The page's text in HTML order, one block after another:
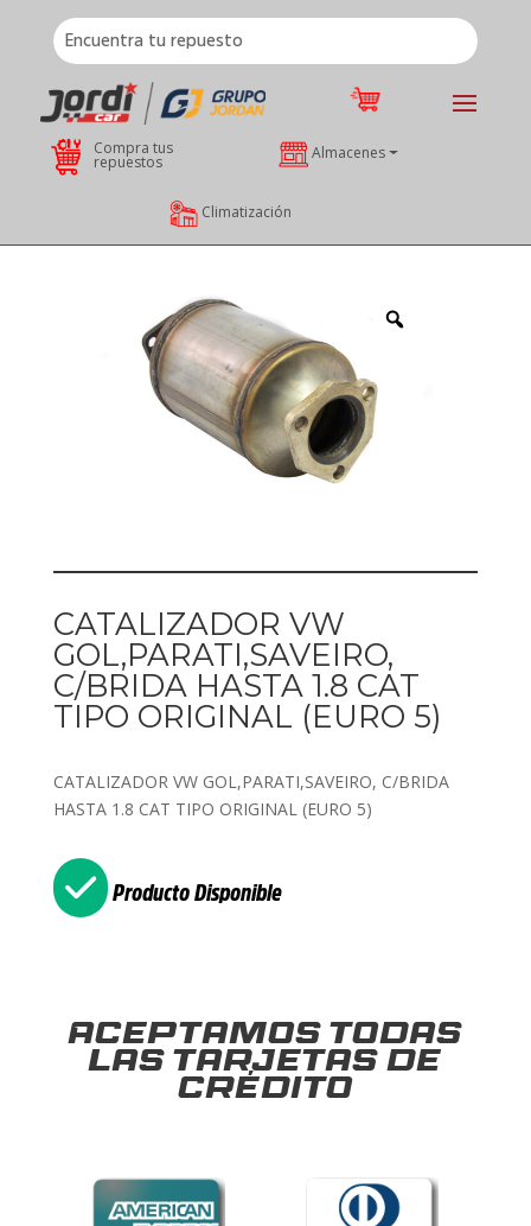
Compra tus
repuestos Almacenes
Climatización
CATALIZADOR VW
GOL,PARATI,SAVEIRO,
C/BRIDA HASTA 1.8 CAT
TIPO ORIGINAL (EURO 5)
CATALIZADOR VW GOL,PARATI,SAVEIRO, C/BRIDA
HASTA 1.8 CAT TIPO ORIGINAL (EURO 5)
Producto Disponible
Aceptamos todas
las tarjetas de
crédito